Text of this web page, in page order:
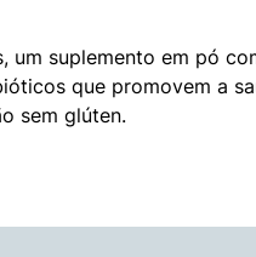
um suplemento em pó
que promovem a
sem glúten.